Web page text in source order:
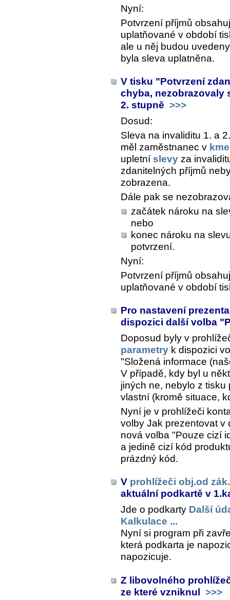
Nyní:
Potvrzení příjmů
uplatňované v období
ale u něj budou
byla sleva uplatněna.
V tisku "Potvrzení
chyba, nezobrazovaly
2. stupně >>>
Dosud:
Sleva na invaliditu 1. a
měl zaměstnanec v
upletní slevy za
zdanitelných příjmů
zobrazena.
Dále pak se
začátek nároku na
nebo
konec nároku na
potvrzení.
Nyní:
Potvrzení příjmů
uplatňované v období
Pro nastavení
dispozici další volba
Doposud byly v
parametry k dispozici
"Složená informace
V případě, kdy byl u
jiných ne, nebylo z
vlastní (kromě situace,
Nyní je v prohlížeči
volby Jak prezentovat v
nová volba "Pouze cizí
a jedině cizí kód
prázdný kód.
V prohlížeči obj.od zák.
aktuální podkartě v
Jde o podkarty Další
Kalkulace ...
Nyní si program při
která podkarta je
napozicuje.
Z libovolného
ze které vzniknul >>>